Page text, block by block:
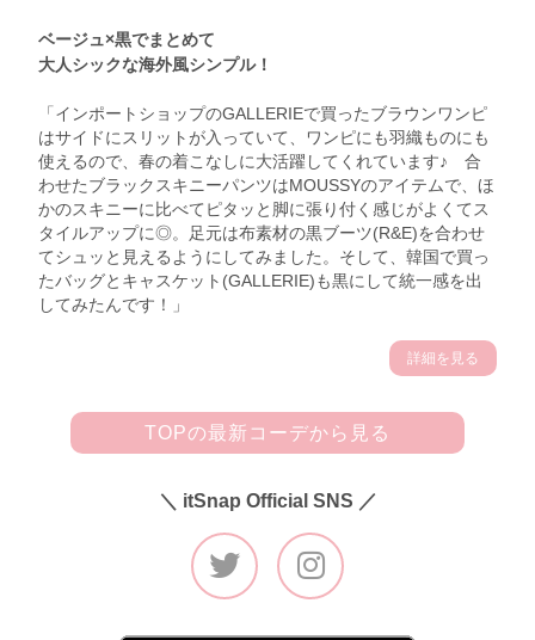
ベージュ×黒でまとめて
大人シックな海外風シンプル！
「インポートショップのGALLERIEで買ったブラウンワンピ
はサイドにスリットが入っていて、ワンピにも羽織ものにも
使えるので、春の着こなしに大活躍してくれています♪ 合
わせたブラックスキニーパンツはMOUSSYのアイテムで、ほ
かのスキニーに比べてピタッと脚に張り付く感じがよくてス
タイルアップに◎。足元は布素材の黒ブーツ(R&E)を合わせ
てシュッと見えるようにしてみました。そして、韓国で買っ
たバッグとキャスケット(GALLERIE)も黒にして統一感を出
してみたんです！」
詳細を見る
TOPの最新コーデから見る
＼ itSnap Official SNS ／